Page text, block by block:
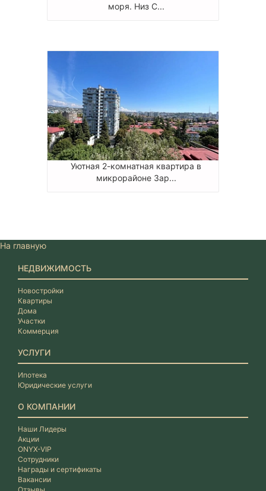
моря. Низ С...
Уютная 2-комнатная квартира в
микрорайоне Зар...
На главную
НЕДВИЖИМОСТЬ
Новостройки
Квартиры
Дома
Участки
Коммерция
УСЛУГИ
Ипотека
Юридические услуги
О КОМПАНИИ
Наши Лидеры
Акции
ONYX-VIP
Сотрудники
Награды и сертификаты
Вакансии